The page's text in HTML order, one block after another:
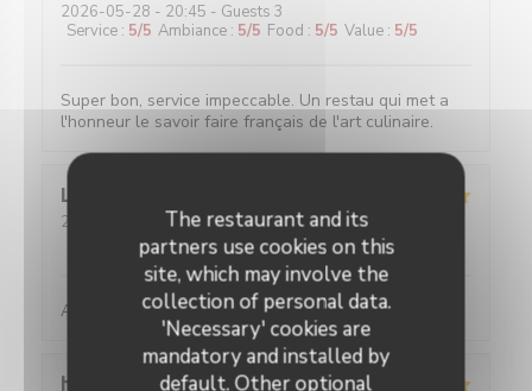
The restaurant and its
partners use cookies on this
site, which may involve the
collection of personal data.
'Necessary' cookies are
mandatory and installed by
default. Other optional
2026-05-28 - 20:45 - Guests 3
Service : 5/5 Ambiance : 5/5 Food : 5/5 Value : 5/5
Super bon, service impeccable. Un restau qui met a
l'honneur le savoir faire français de l'art culinaire.
Louise
2026-05-25
- 19:45 - Guests 2
/5 Ambiance:5/5 Food:5/5 Value:
Absolument parfait, comme toujours !
hans